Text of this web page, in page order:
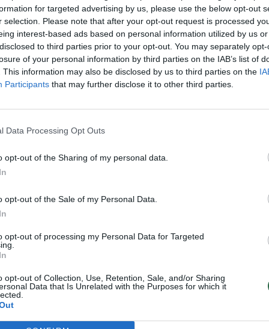
for targeted advertising by us, please use the below opt-out
selection. Please note that after your opt-out request is processed
interest-based ads based on personal information utilized by us
to third parties prior to your opt-out. You may separately
of your personal information by third parties on the IAB’s list of
This information may also be disclosed by us to third parties on the
Participants that may further disclose it to other third parties.
Data Processing Opt Outs
opt-out of the Sharing of my personal data.
opt-out of the Sale of my Personal Data.
opt-out of processing my Personal Data for Targeted
opt-out of Collection, Use, Retention, Sale, and/or Sharing
Data that Is Unrelated with the Purposes for which it
Utilizacija baudos metalo laužas
į
„Žinios“ 2026-08-08
ir
00:00:40
Dronai Vokietijoje kelia vis daugiau
Žinios | Pasaulis